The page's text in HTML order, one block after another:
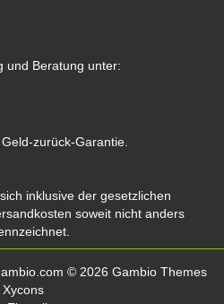
und Beratung unter:
zurück-Garantie.
inklusive der gesetzlichen
soweit nicht anders
© 2026 Gambio Themes
Xycons